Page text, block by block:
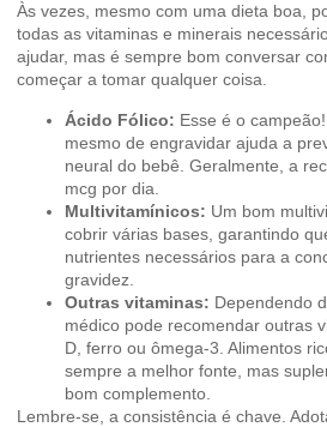
Às vezes, mesmo com uma dieta boa,
todas as vitaminas e minerais
ajudar, mas é sempre bom conversar
começar a tomar qualquer coisa.
Ácido Fólico: Esse é o
mesmo de engravidar ajuda a
neural do bebê. Geralmente, a
mcg por dia.
Multivitamínicos: Um bom
cobrir várias bases, garantindo
nutrientes necessários para a
gravidez.
Outras vitaminas: Dependendo
médico pode recomendar outras
D, ferro ou ômega-3. Alimentos
sempre a melhor fonte, mas
bom complemento.
Lembre-se, a consistência é chave.